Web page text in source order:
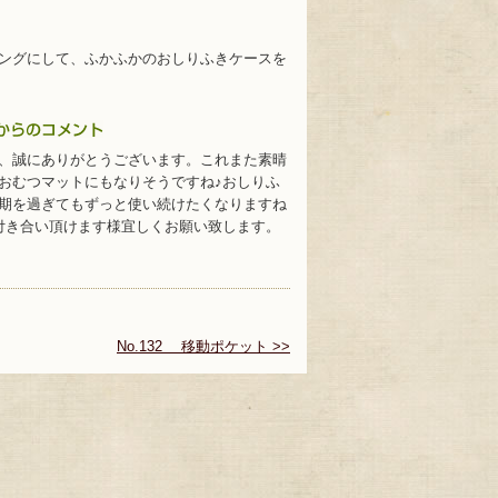
グにして、ふかふかのおしりふきケースを
誠にありがとうございます。これまた素晴
むつマットにもなりそうですね♪おしりふ
を過ぎてもずっと使い続けたくなりますね
合い頂けます様宜しくお願い致します。
No.132 移動ポケット >>